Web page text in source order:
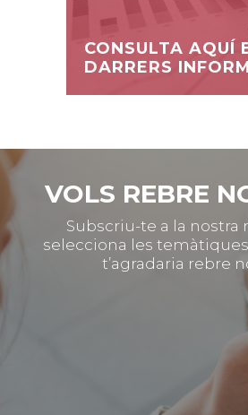
CONSULTA AQUÍ
DARRERS
VOLS REBRE
Subscriu-te a la nostra
selecciona les
t’agradaria rebre